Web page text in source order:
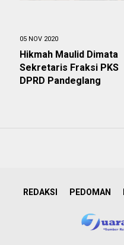
05 NOV 2020
Hikmah Maulid Dimata
Sekretaris Fraksi PKS
DPRD Pandeglang
REDAKSI PEDOMAN